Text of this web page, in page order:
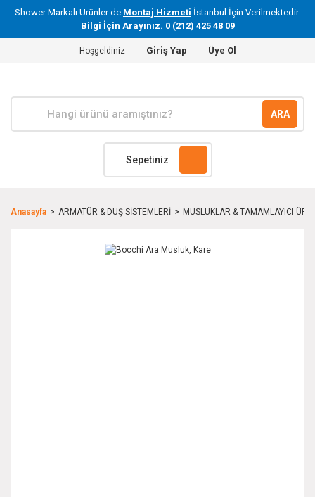
Shower Markalı Ürünler de Montaj Hizmeti İstanbul İçin Verilmektedir.
Bilgi İçin Arayınız. 0 (212) 425 48 09
Hoşgeldiniz Giriş Yap Üye Ol
ARA
Sepetiniz
Anasayfa ARMATÜR & DUŞ SİSTEMLERİ MUSLUKLAR & TAMAMLAYICI